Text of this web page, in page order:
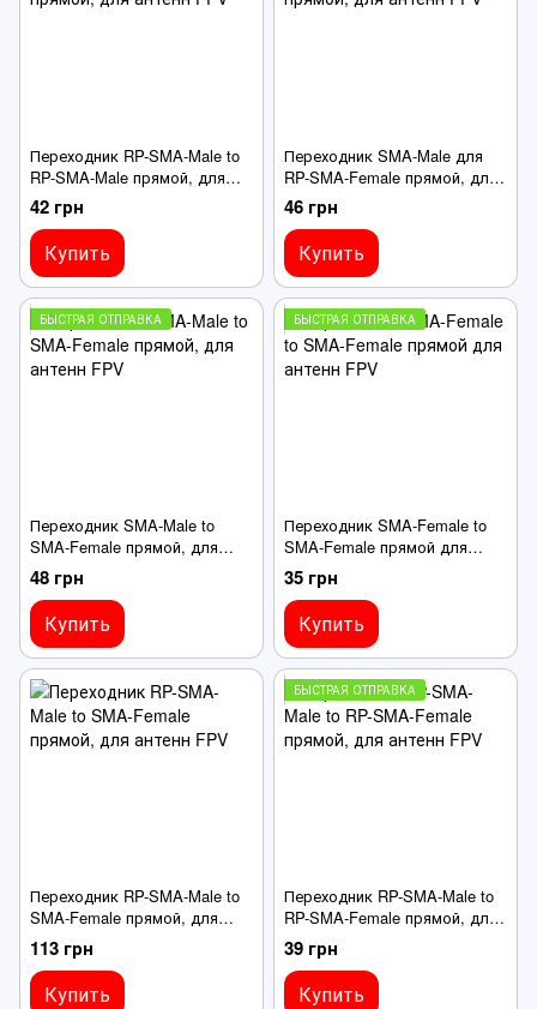
Переходник RP-SMA-Male to
RP-SMA-Male прямой, для
антенн FPV
42 грн
Купить
Переходник SMA-Male для
RP-SMA-Female прямой, для
антенн FPV
46 грн
Купить
БЫСТРАЯ ОТПРАВКА
Переходник SMA-Male to
SMA-Female прямой, для
антенн FPV
48 грн
Купить
БЫСТРАЯ ОТПРАВКА
Переходник SMA-Female to
SMA-Female прямой для
антенн FPV
35 грн
Купить
Переходник RP-SMA-Male to
SMA-Female прямой, для
антенн FPV
113 грн
Купить
БЫСТРАЯ ОТПРАВКА
Переходник RP-SMA-Male to
RP-SMA-Female прямой, для
антенн FPV
39 грн
Купить